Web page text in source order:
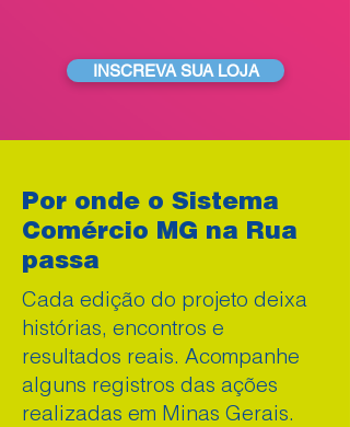
INSCREVA SUA LOJA
Por onde o Sistema
Comércio MG na Rua
passa
Cada edição do projeto deixa
histórias, encontros e
resultados reais. Acompanhe
alguns registros das ações
realizadas em Minas Gerais.